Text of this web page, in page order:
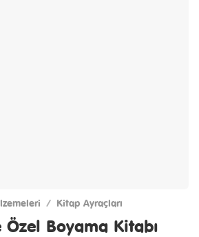
/ Kitap Ayraçları
Boyama Kitabı